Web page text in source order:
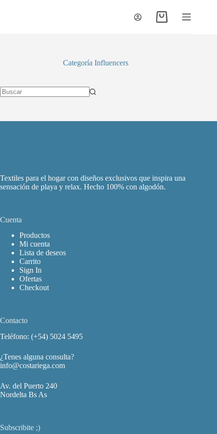
Carro
Categoría Influencers
Textiles para el hogar con diseños exclusivos que inspira una
sensación de playa y relax. Hecho 100% con algodón.
Cuenta
Productos
Mi cuenta
Lista de deseos
Carrito
Sign In
Ofertas
Checkout
Contacto
Teléfono: (+54) 5024 5495
¿Tenes alguna consulta?
info@costariega.com
Av. del Puerto 240
Nordelta Bs As
Subscribite ;)